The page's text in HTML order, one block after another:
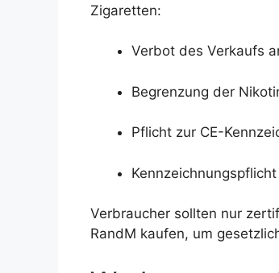
Zigaretten:
Verbot des Verkaufs
Begrenzung der
Pflicht zur CE-
Verbraucher sollten nur
RandM kaufen, um